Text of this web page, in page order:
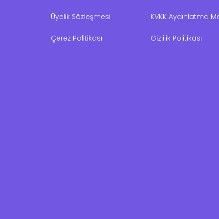
Üyelik Sözleşmesi KVKK Aydınlatma
Çerez Politikası Gizlilik Politikası